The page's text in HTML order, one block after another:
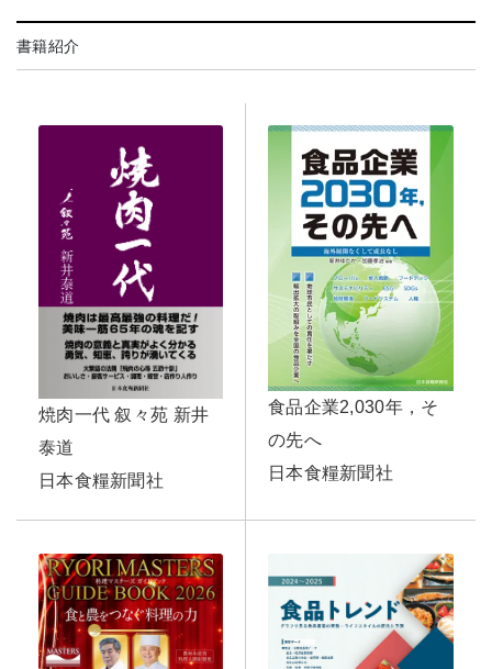
書籍紹介
焼肉一代 叙々苑 新井
泰道
日本食糧新聞社
食品企業2,030年，そ
の先へ
日本食糧新聞社